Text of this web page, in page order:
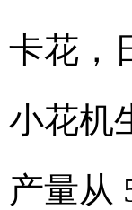
卡花，
小花机
产量从